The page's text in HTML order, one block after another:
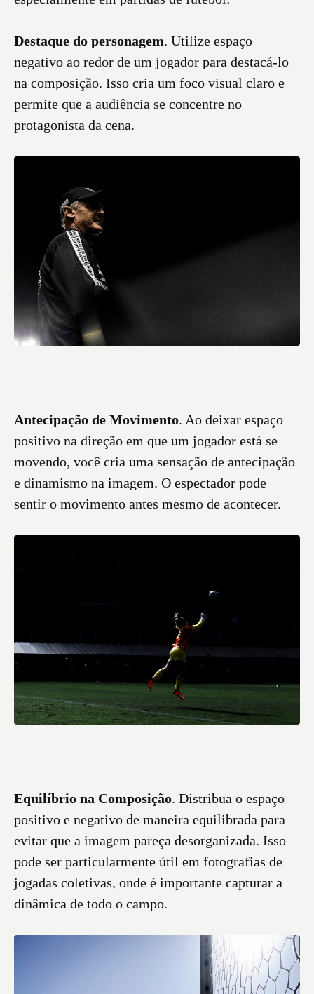
Destaque do personagem. Utilize espaço
negativo ao redor de um jogador para destacá-lo
na composição. Isso cria um foco visual claro e
permite que a audiência se concentre no
protagonista da cena.
Antecipação de Movimento. Ao deixar espaço
positivo na direção em que um jogador está se
movendo, você cria uma sensação de antecipação
e dinamismo na imagem. O espectador pode
sentir o movimento antes mesmo de acontecer.
Equilíbrio na Composição. Distribua o espaço
positivo e negativo de maneira equilibrada para
evitar que a imagem pareça desorganizada. Isso
pode ser particularmente útil em fotografias de
jogadas coletivas, onde é importante capturar a
dinâmica de todo o campo.